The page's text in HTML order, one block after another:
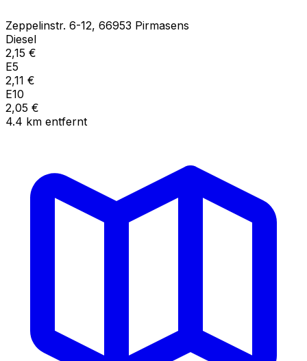
Zeppelinstr. 6-12, 66953 Pirmasens
Diesel
2,15 €
E5
2,11 €
E10
2,05 €
4.4 km entfernt